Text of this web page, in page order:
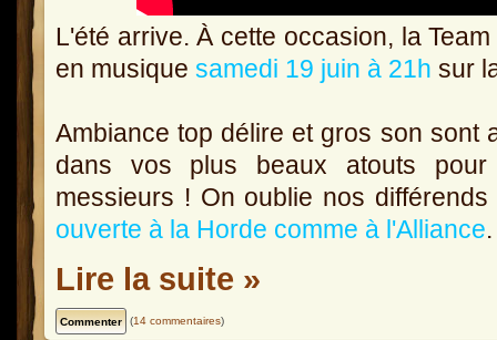
L'été arrive. À cette occasion, la
en musique samedi 19 juin à 21h sur
Ambiance top délire et gros son sont
dans vos plus beaux atouts
messieurs ! On oublie nos
ouverte à la Horde comme à l'Alliance.
Lire la suite »
(14 commentaires)